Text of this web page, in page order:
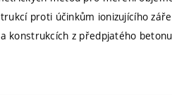
proti účinkům ionizujícího
konstrukcích z předpjatého